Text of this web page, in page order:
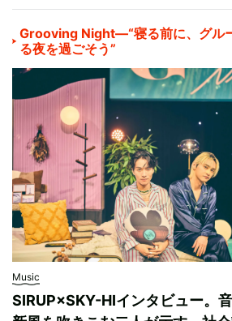
Grooving Night―“寝る前に、グル
る夜を過ごそう”
Music
SIRUP×SKY-HIインタビュー。